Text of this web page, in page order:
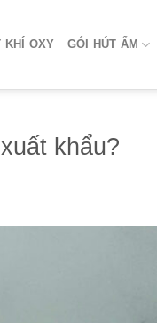
KHÍ OXY GÓI HÚT ẨM
khẩu?